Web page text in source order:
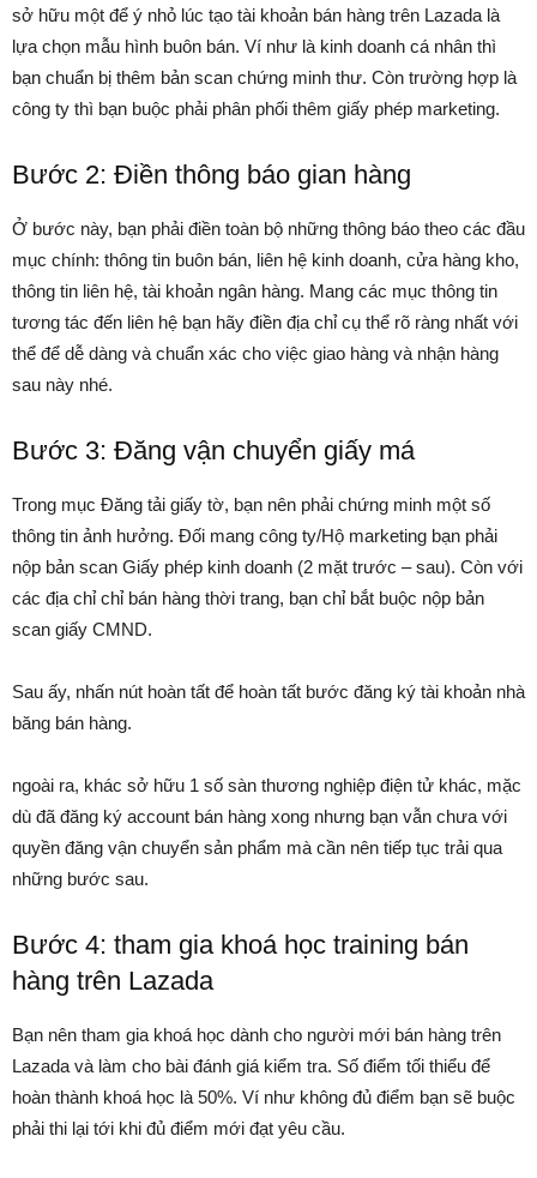
sở hữu một để ý nhỏ lúc tạo tài khoản bán hàng trên Lazada là
lựa chọn mẫu hình buôn bán. Ví như là kinh doanh cá nhân thì
bạn chuẩn bị thêm bản scan chứng minh thư. Còn trường hợp là
công ty thì bạn buộc phải phân phối thêm giấy phép marketing.
Bước 2: Điền thông báo gian hàng
Ở bước này, bạn phải điền toàn bộ những thông báo theo các đầu
mục chính: thông tin buôn bán, liên hệ kinh doanh, cửa hàng kho,
thông tin liên hệ, tài khoản ngân hàng. Mang các mục thông tin
tương tác đến liên hệ bạn hãy điền địa chỉ cụ thể rõ ràng nhất với
thể để dễ dàng và chuẩn xác cho việc giao hàng và nhận hàng
sau này nhé.
Bước 3: Đăng vận chuyển giấy má
Trong mục Đăng tải giấy tờ, bạn nên phải chứng minh một số
thông tin ảnh hưởng. Đối mang công ty/Hộ marketing bạn phải
nộp bản scan Giấy phép kinh doanh (2 mặt trước – sau). Còn với
các địa chỉ chỉ bán hàng thời trang, bạn chỉ bắt buộc nộp bản
scan giấy CMND.
Sau ấy, nhấn nút hoàn tất để hoàn tất bước đăng ký tài khoản nhà
băng bán hàng.
ngoài ra, khác sở hữu 1 số sàn thương nghiệp điện tử khác, mặc
dù đã đăng ký account bán hàng xong nhưng bạn vẫn chưa với
quyền đăng vận chuyển sản phẩm mà cần nên tiếp tục trải qua
những bước sau.
Bước 4: tham gia khoá học training bán
hàng trên Lazada
Bạn nên tham gia khoá học dành cho người mới bán hàng trên
Lazada và làm cho bài đánh giá kiểm tra. Số điểm tối thiểu để
hoàn thành khoá học là 50%. Ví như không đủ điểm bạn sẽ buộc
phải thi lại tới khi đủ điểm mới đạt yêu cầu.